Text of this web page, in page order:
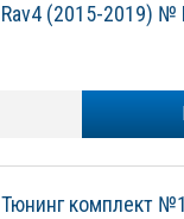
Rav4 (2015-2019) №
Тюнинг комплект